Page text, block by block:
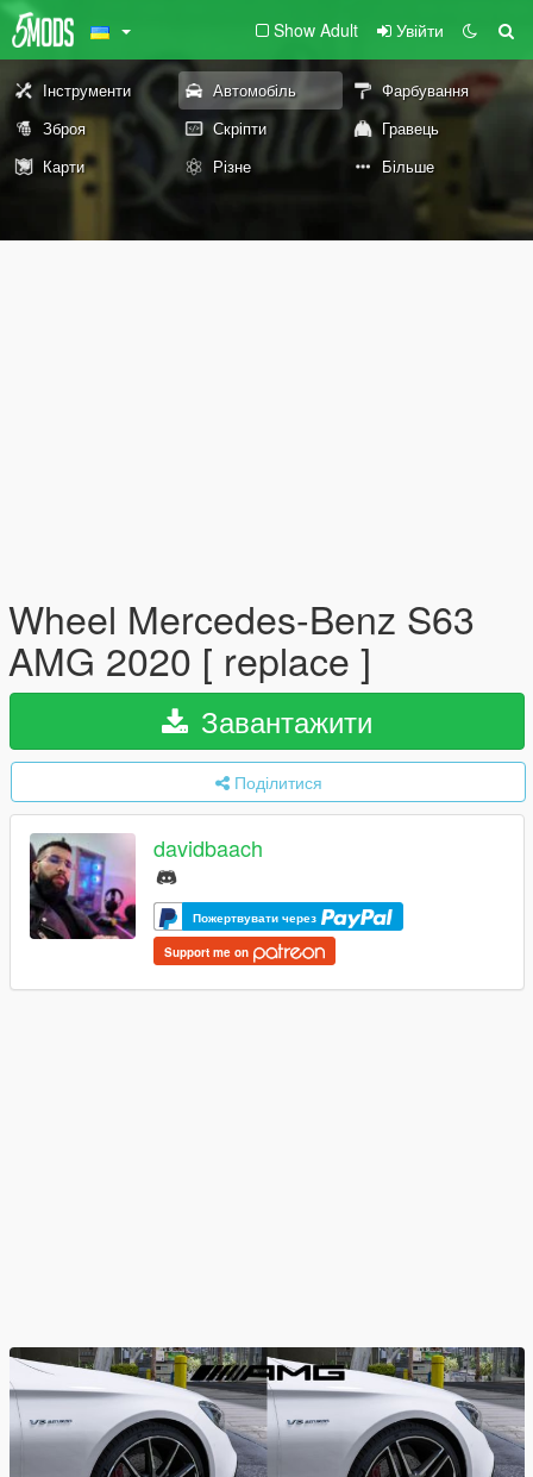
Show Adult Увійти
Інструменти Автомобіль
Фарбування
Зброя
Скріпти
Гравець
Карти
Різне Більше
Wheel Mercedes-Benz S63
AMG 2020 [ replace ]
Завантажити
Поділитися
davidbaach
Пожертвувати через
Support me on